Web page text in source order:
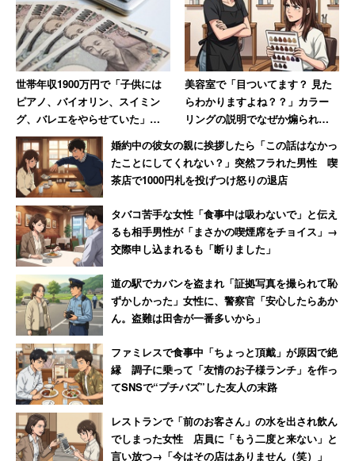
「エチオピア・モカ」という華やか系のアイスコーヒーも
用意されていたが、価格帯が違ってちょっと高かったので
今回は買わなかった）。
全体的な感想
筆者はコーヒーを毎日淹れて飲んでいるし、外出時には大
手チェーン店のコーヒーもよく飲んでいるが、今回試した
3社のアイスコーヒーは十分に美味しかった。円安で食品
の値段が上がっている中でこれが120円で手軽に手に入れ
られるのには、大手の資本力を感じざるを得ない。優劣は
感じず、そのときの気分に応じて選ぶ商品を変えるのがよ
さそうだと感じた。
世帯年収1900万円で「子供には
ピアノ、バイオリン、スイミン
グ、バレエをやらせていた」と
語る50代女性
美容室で「目ついてます？ 見た
らわかりますよね？？」カラー
リングの説明でなぜか煽られた
女性 30年後も思い出す苦い記
憶
婚約中の彼女の親に挨拶したら「この話はなかっ
たことにしてくれない？」突然フラれた男性 喫
茶店で1000円札を投げつけ怒りの退店
タバコ苦手な女性「食事中は吸わないで」と伝え
るも相手男性が「まさかの喫煙席をチョイス」→
交際申し込まれるも「断りました」
道の駅でカバンを盗まれ「証拠写真を撮られて恥
ずかしかった」女性に、警察官「安心したらあか
ん。盗難は田舎が一番多いから」
ファミレスで食事中「ちょっと頂戴」が原因で絶
縁 調子に乗って「友情のお子様ランチ」を作っ
てSNSで“プチバズ”した友人の末路
レストランで「前のお客さん」の水を出され飲ん
でしまった女性 店員に「もう二度と来ない」と
言い放つ→「今はその店はありません（笑）」